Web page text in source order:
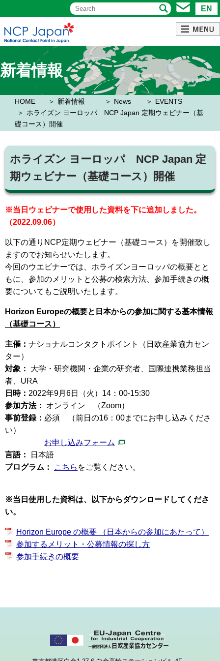
EN
新着情報
HOME 新着情報 News
EVENTS
ホライズン ヨーロッパ NCP Japan 定期ウェビナー（基
礎コース）開催
ホライズン ヨーロッパ NCP Japan 定
期ウェビナー（基礎コース）開催
※当日ウェビナーで使用した資料を下に追加しました。
（2022.09.06）
以下の通りNCP定期ウェビナー（基礎コース）を開催致し
ますのでお知らせいたします。
今回のウエビナーでは、ホライズンヨーロッパの概要とと
もに、参加のメリットと公募の検索方法、参加手続きの概
要についてもご説明いたします。
Horizon Europeの概要と日本からの参加に関する基本情報
（基礎コース）
主催： ナショナルコンタクトポイント（日欧産業協力セン
ター）
対象：
大学・研究機関・企業の研究者、国際連携業務担当
者、URA
日時： 2022年9月6日（火）14：00-15:30
参加方法：
オンライン （Zoom）
事前登録： 必須 （前日の16：00までにお申し込みくださ
い）
お申し込みフォーム
言語：
日本語
プログラム：
こちら をご覧ください。
※当日使用した資料は、以下からダウンロードしてくださ
い。
Horizon Europe の概要 （日本からの参加にあたって）
参加するメリット・公募情報の探し方
参加手続きの概要